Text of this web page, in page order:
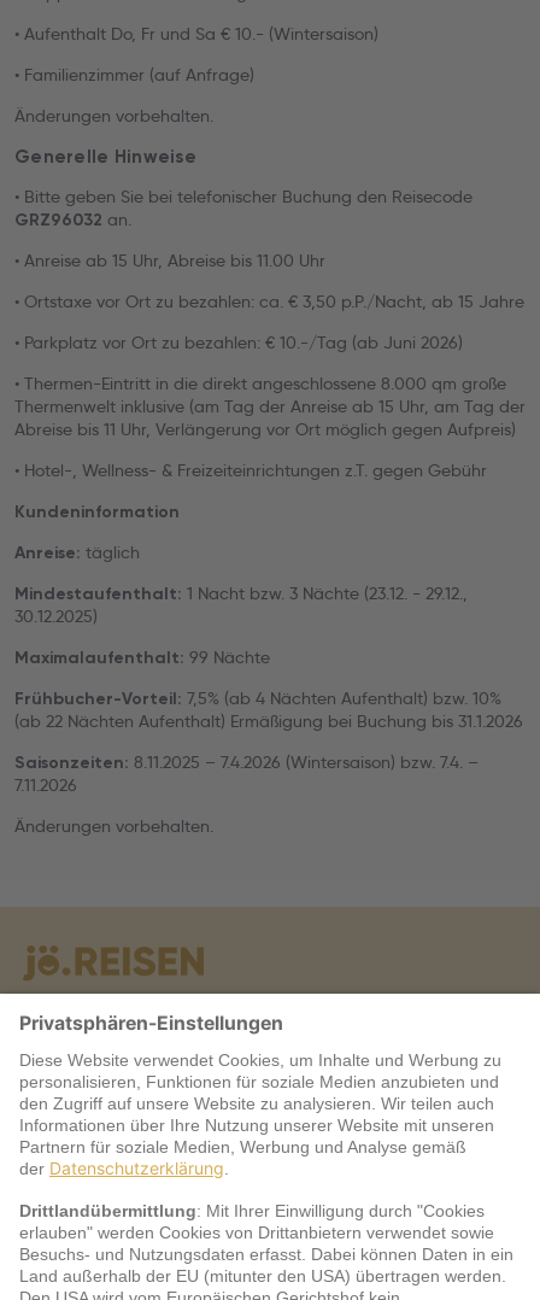
• Aufenthalt Do, Fr und Sa € 10.- (Wintersaison)
• Familienzimmer (auf Anfrage)
Änderungen vorbehalten.
Generelle Hinweise
• Bitte geben Sie bei telefonischer Buchung den Reisecode
GRZ96032 an.
• Anreise ab 15 Uhr, Abreise bis 11.00 Uhr
• Ortstaxe vor Ort zu bezahlen: ca. € 3,50 p.P./Nacht, ab 15 Jahre
• Parkplatz vor Ort zu bezahlen: € 10.-/Tag (ab Juni 2026)
• Thermen-Eintritt in die direkt angeschlossene 8.000 qm große
Thermenwelt inklusive (am Tag der Anreise ab 15 Uhr, am Tag der
Abreise bis 11 Uhr, Verlängerung vor Ort möglich gegen Aufpreis)
• Hotel-, Wellness- & Freizeiteinrichtungen z.T. gegen Gebühr
Kundeninformation
Anreise: täglich
Mindestaufenthalt: 1 Nacht bzw. 3 Nächte (23.12. - 29.12.,
30.12.2025)
Maximalaufenthalt: 99 Nächte
Frühbucher-Vorteil: 7,5% (ab 4 Nächten Aufenthalt) bzw. 10%
(ab 22 Nächten Aufenthalt) Ermäßigung bei Buchung bis 31.1.2026
Saisonzeiten: 8.11.2025 – 7.4.2026 (Wintersaison) bzw. 7.4. –
7.11.2026
Änderungen vorbehalten.
Warum jö?
Service
jö Bonus Club Partner